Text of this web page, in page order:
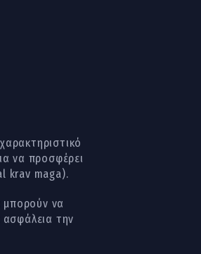
να προσφέρει
krav maga).
μπορούν να
την